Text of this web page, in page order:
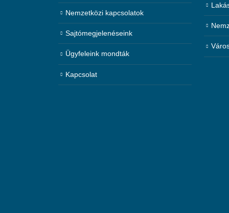
Nemzetközi kapcsolatok
Sajtómegjelenéseink
Ügyfeleink mondták
Kapcsolat